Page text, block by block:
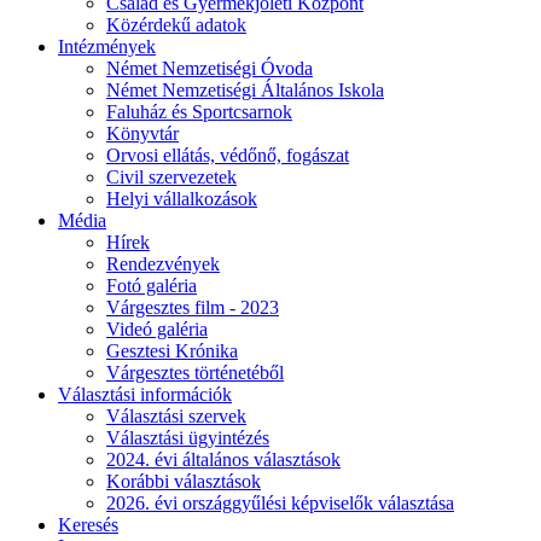
Közérdekű adatok
Intézmények
Német Nemzetiségi Óvoda
Német Nemzetiségi Általános Iskola
Faluház és Sportcsarnok
Könyvtár
Orvosi ellátás, védőnő, fogászat
Civil szervezetek
Helyi vállalkozások
Média
Hírek
Rendezvények
Fotó galéria
Várgesztes film - 2023
Videó galéria
Gesztesi Krónika
Várgesztes történetéből
Választási információk
Választási szervek
Választási ügyintézés
2024. évi általános választások
Korábbi választások
2026. évi országgyűlési képviselők választása
Keresés